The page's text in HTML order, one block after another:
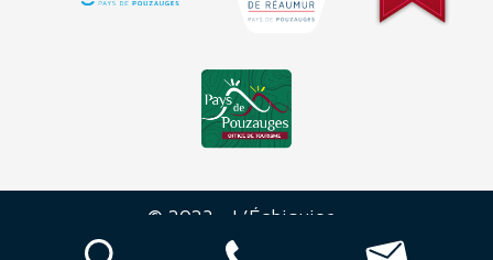
© 2023 - L’Échiquier -
Déclaration sur